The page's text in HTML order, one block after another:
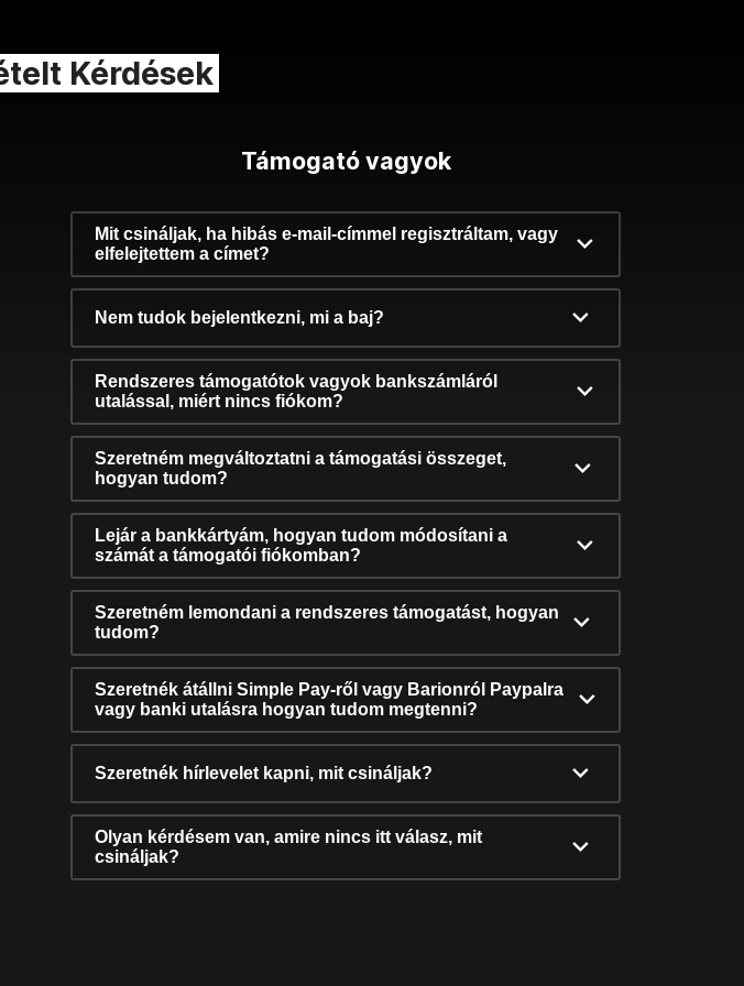
Kérdések
Támogató vagyok
Mit csináljak, ha hibás e-mail-címmel regisztráltam, vagy
elfelejtettem a címet?
Nem tudok bejelentkezni, mi a baj?
Rendszeres támogatótok vagyok bankszámláról
utalással, miért nincs fiókom?
Szeretném megváltoztatni a támogatási összeget,
hogyan tudom?
Lejár a bankkártyám, hogyan tudom módosítani a
számát a támogatói fiókomban?
Szeretném lemondani a rendszeres támogatást, hogyan
tudom?
Szeretnék átállni Simple Pay-ről vagy Barionról Paypalra
vagy banki utalásra hogyan tudom megtenni?
Szeretnék hírlevelet kapni, mit csináljak?
Olyan kérdésem van, amire nincs itt válasz, mit
csináljak?